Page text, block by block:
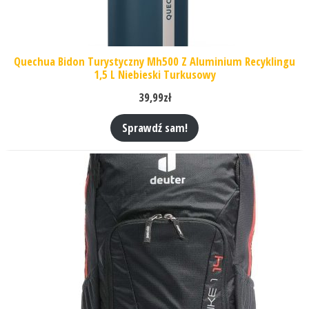
Quechua Bidon Turystyczny Mh500 Z Aluminium Recyklingu
1,5 L Niebieski Turkusowy
39,99zł
Sprawdź sam!